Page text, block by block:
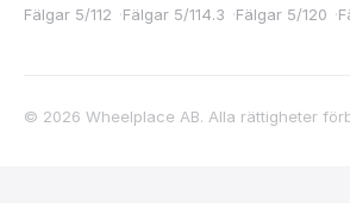
Fälgar 5/112 ·Fälgar 5/114.3 ·Fälgar 5/120 ·
© 2026 Wheelplace AB. Alla rättigheter